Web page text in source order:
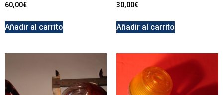
60,00€
Añadir al carrito
30,00€
Añadir al carrito